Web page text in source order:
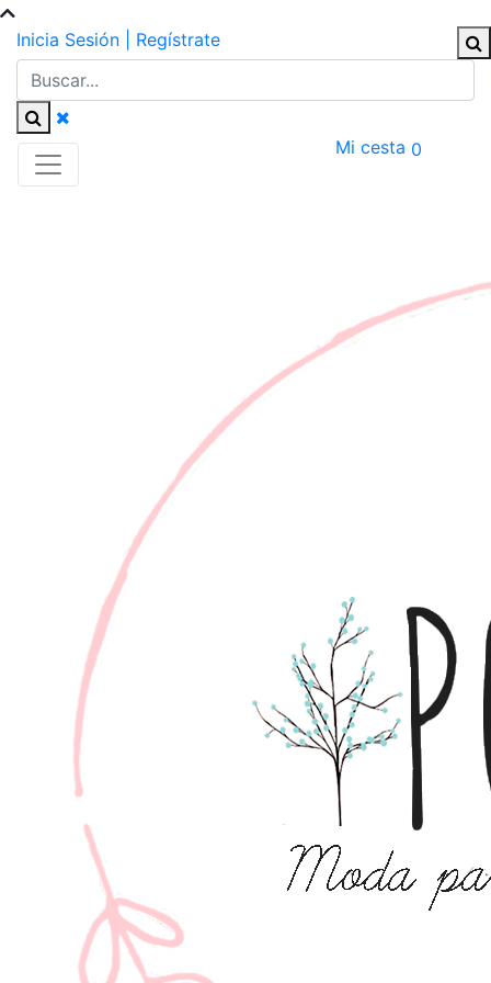
Inicia Sesión | Regístrate
Mi cesta 0